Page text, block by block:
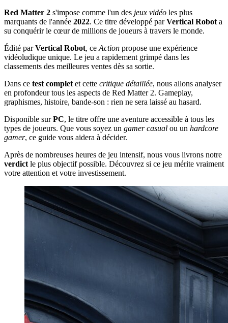
Red Matter 2 s'impose comme l'un des jeux vidéo les plus
marquants de l'année 2022. Ce titre développé parVertical Robot a
su conquérir le cœur de millions de joueurs à travers le monde.
Édité parVertical Robot, ce Action propose une expérience
vidéoludique unique. Le jeu a rapidement grimpé dans les
classements des meilleures ventes dès sa sortie.
Dans ce test complet et cette critique détaillée, nous allons analyser
en profondeur tous les aspects de Red Matter 2. Gameplay,
graphismes, histoire, bande-son : rien ne sera laissé au hasard.
Disponible surPC, le titre offre une aventure accessible à tous les
types de joueurs. Que vous soyez un gamer casual ou un hardcore
gamer, ce guide vous aidera à décider.
Après de nombreuses heures de jeu intensif, nous vous livrons notre
verdict le plus objectif possible. Découvrez si ce jeu mérite vraiment
votre attention et votre investissement.